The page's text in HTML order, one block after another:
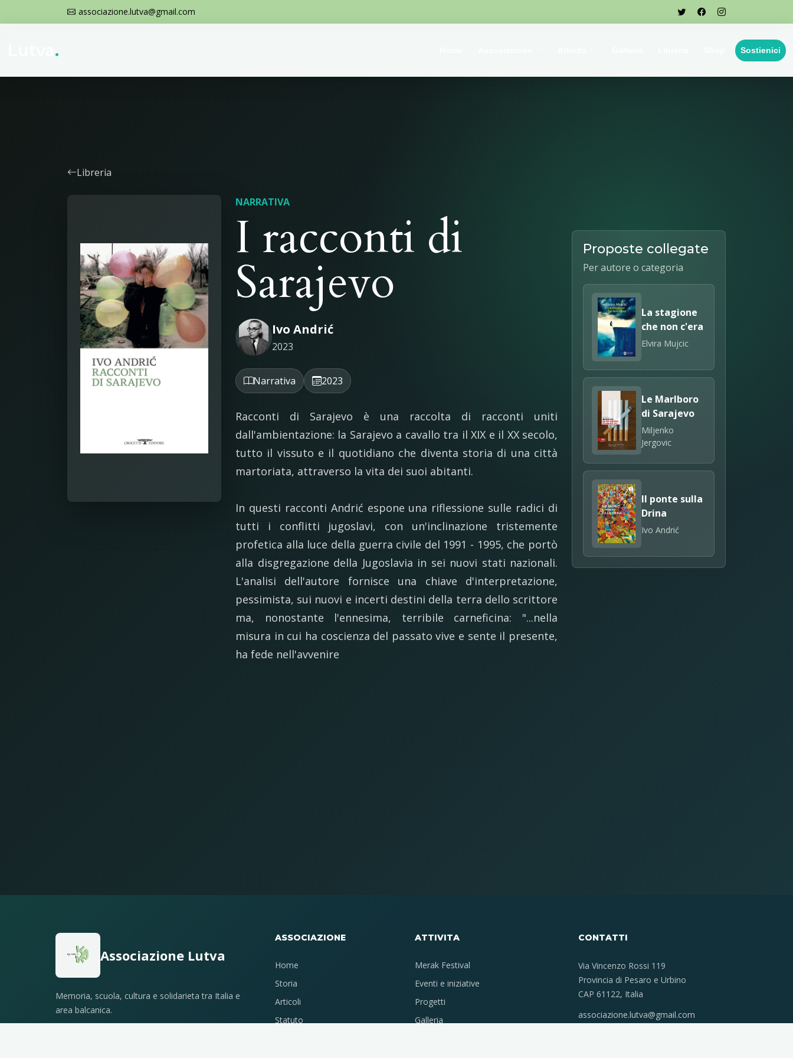
associazione.lutva@gmail.com
. Sostienici
Libreria
NARRATIVA
I racconti di
Sarajevo
Ivo Andrić
2023
Narrativa 2023
Racconti di Sarajevo è una raccolta di racconti uniti
dall'ambientazione: la Sarajevo a cavallo tra il XIX e il XX secolo,
tutto il vissuto e il quotidiano che diventa storia di una città
martoriata, attraverso la vita dei suoi abitanti.
In questi racconti Andrić espone una riflessione sulle radici di
tutti i conflitti jugoslavi, con un'inclinazione tristemente
profetica alla luce della guerra civile del 1991 - 1995, che portò
alla disgregazione della Jugoslavia in sei nuovi stati nazionali.
L'analisi dell'autore fornisce una chiave d'interpretazione,
pessimista, sui nuovi e incerti destini della terra dello scrittore
ma, nonostante l'ennesima, terribile carneficina: "...nella
misura in cui ha coscienza del passato vive e sente il presente,
ha fede nell'avvenire
Proposte collegate
Per autore o categoria
La stagione
che non c'era
Elvira Mujcic
Le Marlboro
di Sarajevo
Miljenko
Jergovic
Il ponte sulla
Drina
Ivo Andrić
Associazione Lutva
Memoria, scuola, cultura e solidarieta tra Italia e
area balcanica.
ASSOCIAZIONE
Home
Storia
Articoli
Statuto
ATTIVITA
Merak Festival
Eventi e iniziative
Progetti
Galleria
CONTATTI
Via Vincenzo Rossi 119
Provincia di Pesaro e Urbino
CAP 61122, Italia
associazione.lutva@gmail.com